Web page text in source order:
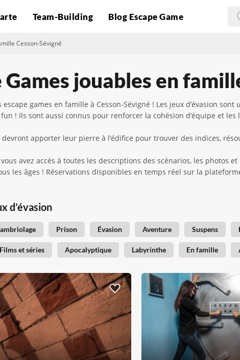
Team-Building Blog Escape Game
Cesson-Sévigné
Games jouables en
escape games en famille à Cesson-Sévigné ! Les jeux d’évasion
! Ils sont aussi connus pour renforcer la cohésion d’équipe et les
devront apporter leur pierre à l’édifice pour trouver des indices,
avez accès à toutes les descriptions des scénarios, les photos
les âges ! Réservations disponibles en temps réel sur la
d’évasion
Prison Évasion Aventure Suspens
Films et séries Apocalyptique Labyrinthe En famille